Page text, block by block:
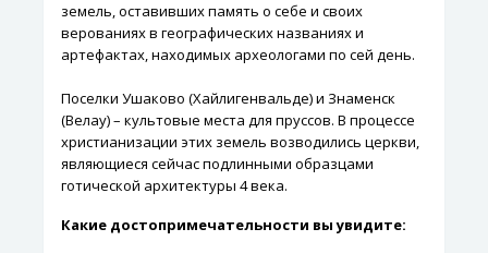
земель, оставивших память о себе и своих
верованиях в географических названиях и
артефактах, находимых археологами по сей день.
Поселки Ушаково (Хайлигенвальде) и Знаменск
(Велау) – культовые места для пруссов. В процессе
христианизации этих земель возводились церкви,
являющиеся сейчас подлинными образцами
готической архитектуры 4 века.
Какие достопримечательности вы увидите: